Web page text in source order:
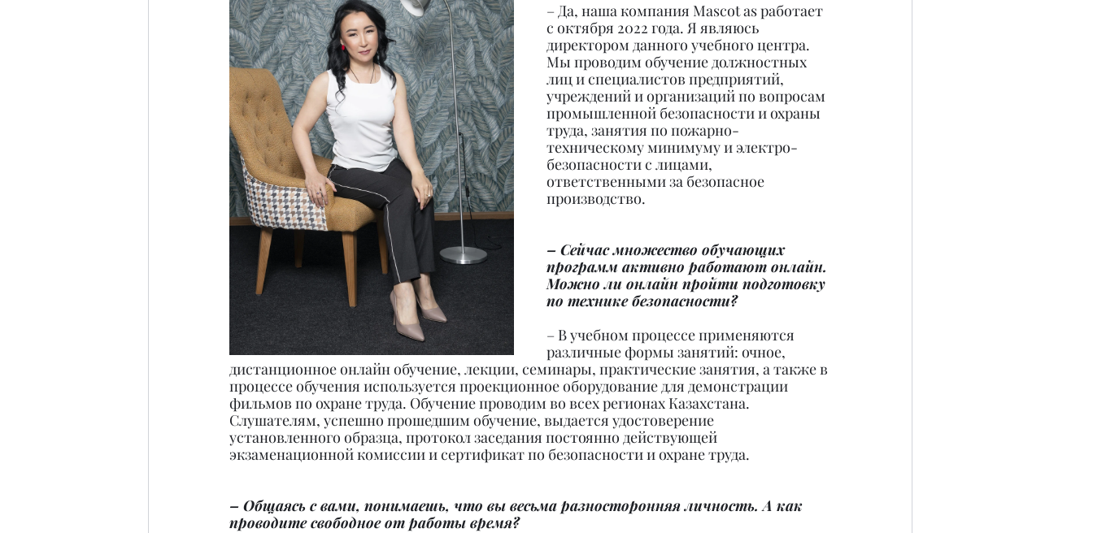
– Да, наша компания Mascot as работает
с октября 2022 года. Я являюсь
директором данного учебного центра.
Мы проводим обучение должностных
лиц и специалистов предприятий,
учреждений и организаций по вопросам
промышленной безопасности и охраны
труда, занятия по пожарно-
техническому минимуму и электро-
безопасности с лицами,
ответственными за безопасное
производство.
– Сейчас множество обучающих
программ активно работают онлайн.
Можно ли онлайн пройти подготовку
по технике безопасности?
– В учебном процессе применяются
различные формы занятий: очное,
дистанционное онлайн обучение, лекции, семинары, практические занятия, а также в
процессе обучения используется проекционное оборудование для демонстрации
фильмов по охране труда. Обучение проводим во всех регионах Казахстана.
Слушателям, успешно прошедшим обучение, выдается удостоверение
установленного образца, протокол заседания постоянно действующей
экзаменационной комиссии и сертификат по безопасности и охране труда.
– Общаясь с вами, понимаешь, что вы весьма разносторонняя личность. А как
проводите свободное от работы время?